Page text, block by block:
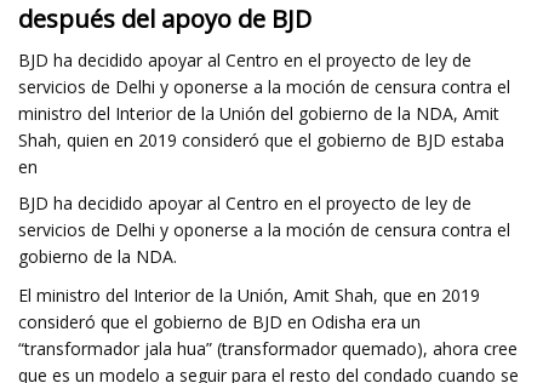
después del apoyo de BJD
BJD ha decidido apoyar al Centro en el proyecto de ley de
servicios de Delhi y oponerse a la moción de censura contra el
ministro del Interior de la Unión del gobierno de la NDA, Amit
Shah, quien en 2019 consideró que el gobierno de BJD estaba
en
BJD ha decidido apoyar al Centro en el proyecto de ley de
servicios de Delhi y oponerse a la moción de censura contra el
gobierno de la NDA.
El ministro del Interior de la Unión, Amit Shah, que en 2019
consideró que el gobierno de BJD en Odisha era un
“transformador jala hua” (transformador quemado), ahora cree
que es un modelo a seguir para el resto del condado cuando se